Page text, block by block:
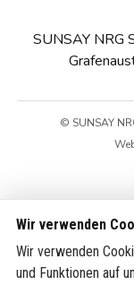
SUNSAY NRG
© SUNSAY
Wir verwenden
Wir verwenden
und Funktionen auf